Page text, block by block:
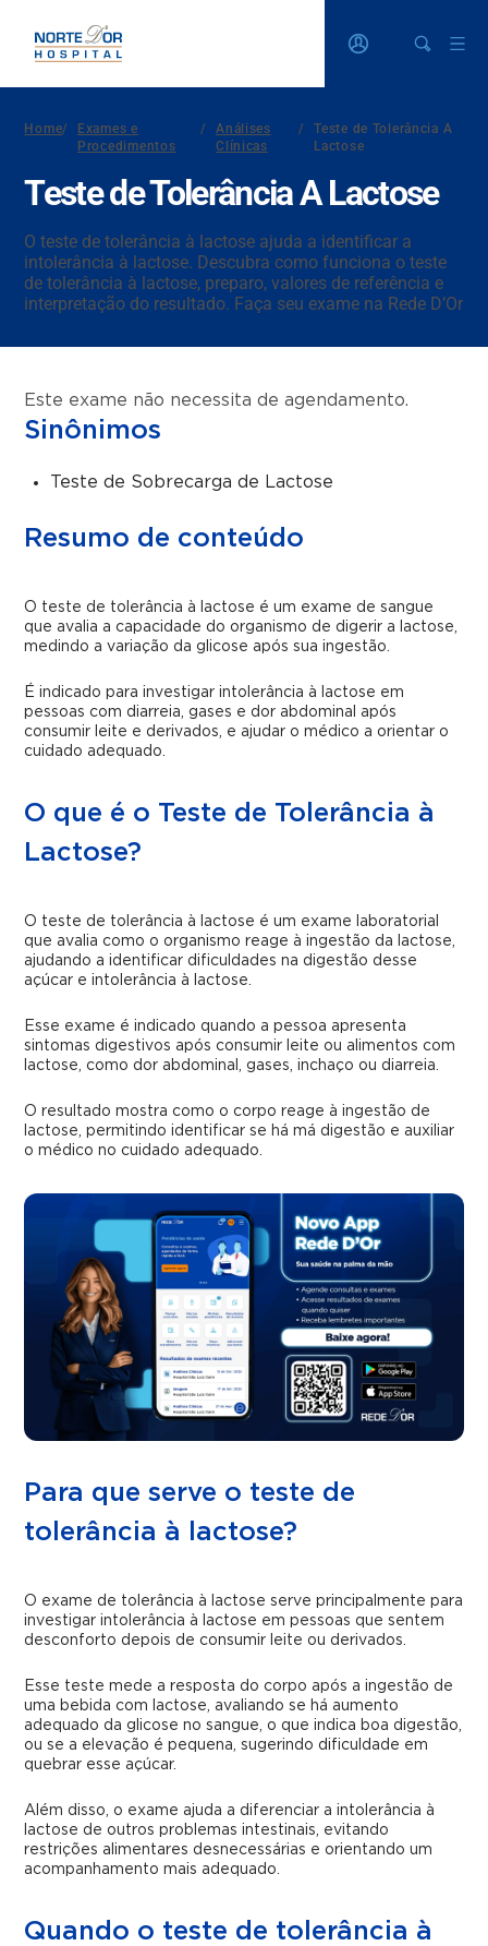
Home/
Exames e
Procedimentos
/
Análises
Clínicas
/
Teste de Tolerância A
Lactose
Teste de Tolerância A Lactose
O teste de tolerância à lactose ajuda a identificar a
intolerância à lactose. Descubra como funciona o teste
de tolerância à lactose, preparo, valores de referência e
interpretação do resultado. Faça seu exame na Rede D’Or
Este exame não necessita de agendamento.
Sinônimos
Teste de Sobrecarga de Lactose
Resumo de conteúdo
O teste de tolerância à lactose é um exame de sangue
que avalia a capacidade do organismo de digerir a lactose,
medindo a variação da glicose após sua ingestão.
É indicado para investigar intolerância à lactose em
pessoas com diarreia, gases e dor abdominal após
consumir leite e derivados, e ajudar o médico a orientar o
cuidado adequado.
O que é o Teste de Tolerância à
Lactose?
O teste de tolerância à lactose é um exame laboratorial
que avalia como o organismo reage à ingestão da lactose,
ajudando a identificar dificuldades na digestão desse
açúcar e intolerância à lactose.
Esse exame é indicado quando a pessoa apresenta
sintomas digestivos após consumir leite ou alimentos com
lactose, como dor abdominal, gases, inchaço ou diarreia.
O resultado mostra como o corpo reage à ingestão de
lactose, permitindo identificar se há má digestão e auxiliar
o médico no cuidado adequado.
Para que serve o teste de
tolerância à lactose?
O exame de tolerância à lactose serve principalmente para
investigar intolerância à lactose em pessoas que sentem
desconforto depois de consumir leite ou derivados.
Esse teste mede a resposta do corpo após a ingestão de
uma bebida com lactose, avaliando se há aumento
adequado da glicose no sangue, o que indica boa digestão,
ou se a elevação é pequena, sugerindo dificuldade em
quebrar esse açúcar.
Além disso, o exame ajuda a diferenciar a intolerância à
lactose de outros problemas intestinais, evitando
restrições alimentares desnecessárias e orientando um
acompanhamento mais adequado.
Quando o teste de tolerância à